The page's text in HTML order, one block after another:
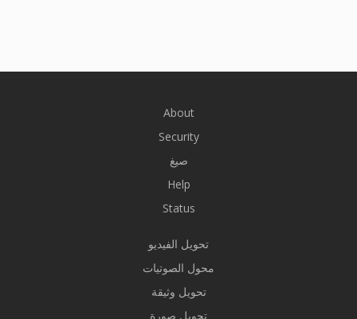
About
Security
صيغ
Help
Status
تحويل الفيديو
محول الصوتيات
تحويل وثيقة
تحويل صورة